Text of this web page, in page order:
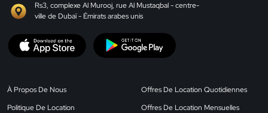
Rs3, complexe Al Murooj, rue Al Mustaqbal - centre-
ville de Dubaï - Émirats arabes unis
À Propos De Nous
Politique De Location
Offres De Location Quotidiennes
Offres De Location Mensuelles